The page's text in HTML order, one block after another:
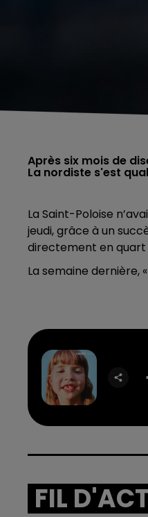
7h00 - 12h00
DU WEEK-END
Après six mois de
La nordiste s'est
La Saint-Poloise
jeudi, grâce à un
directement en quart
La semaine dernière,
FIL